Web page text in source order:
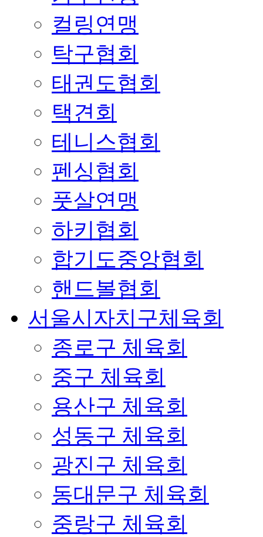
컬링연맹
탁구협회
태권도협회
택견회
테니스협회
펜싱협회
풋살연맹
하키협회
합기도중앙협회
핸드볼협회
서울시자치구체육회
종로구 체육회
중구 체육회
용산구 체육회
성동구 체육회
광진구 체육회
동대문구 체육회
중랑구 체육회